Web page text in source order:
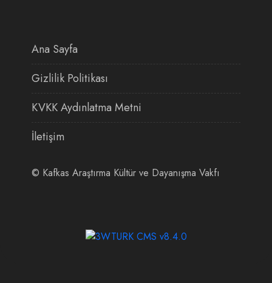
Ana Sayfa
Gizlilik Politikası
KVKK Aydınlatma Metni
İletişim
© Kafkas Araştırma Kültür ve Dayanışma Vakfı